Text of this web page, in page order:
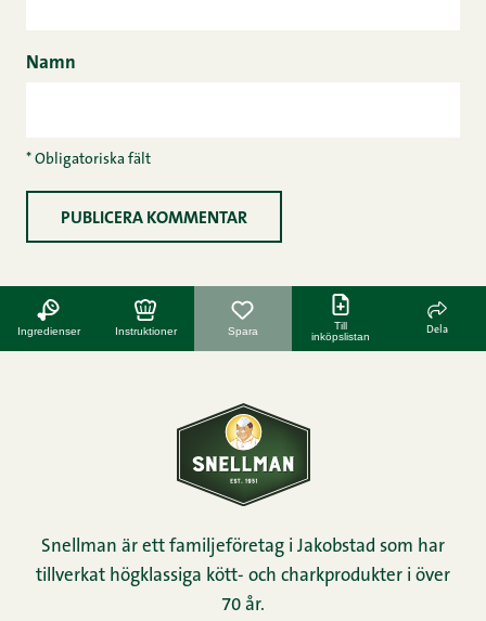
Namn
* Obligatoriska fält
Ingredienser Instruktioner Spara
Till
inköpslistan
Dela
Snellman är ett familjeföretag i Jakobstad som har
tillverkat högklassiga kött- och charkprodukter i över
70 år.